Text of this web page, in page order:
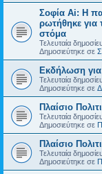
Σοφία Ai: Η
ρωτήθηκε για
στόμα
Τελευταία
Δημοσιεύτηκε σε
Εκδήλωση
Τελευταία
Δημοσιεύτηκε σε
Πλαίσιο
Τελευταία
Δημοσιεύτηκε σε
Πλαίσιο
Τελευταία
Δημοσιεύτηκε σε